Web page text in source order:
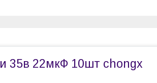
35в 22мкФ 10шт chongx